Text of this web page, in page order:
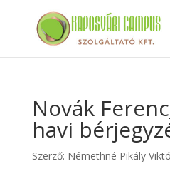
Novák
havi
Szerző: Némethné Pikály